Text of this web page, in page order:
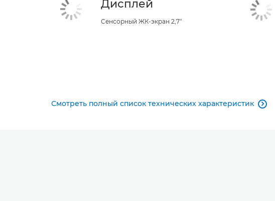
Дисплей
Сенсорный ЖК-экран 2,7"
Смотреть полный список технических характеристик 